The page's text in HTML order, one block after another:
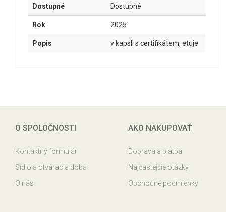
Dostupné Dostupné
Rok 2025
Popis v kapsli s certifikátem, etuje
O SPOLOČNOSTI
Kontaktný formulár
Sídlo a otváracia doba
O nás
AKO NAKUPOVAŤ
Doprava a platba
Najčastejšie otázky
Obchodné podmienky